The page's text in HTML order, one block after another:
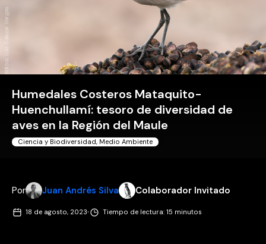
Créditos: Luis Salazar Vargas.
Humedales Costeros Mataquito-
Huenchullamí: tesoro de diversidad de
aves en la Región del Maule
Ciencia y Biodiversidad, Medio Ambiente
Por Juan Andrés Silva Colaborador Invitado
18 de agosto, 2023· Tiempo de lectura: 15 minutos